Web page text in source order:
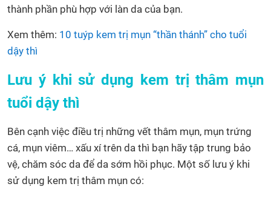
thành phần phù hợp với làn da của bạn.
Xem thêm: 10 tuýp kem trị mụn “thần thánh” cho tuổi
dậy thì
Lưu ý khi sử dụng kem trị thâm mụn
tuổi dậy thì
Bên cạnh việc điều trị những vết thâm mụn, mụn trứng
cá, mụn viêm… xấu xí trên da thì bạn hãy tập trung bảo
vệ, chăm sóc da để da sớm hồi phục. Một số lưu ý khi
sử dụng kem trị thâm mụn có: